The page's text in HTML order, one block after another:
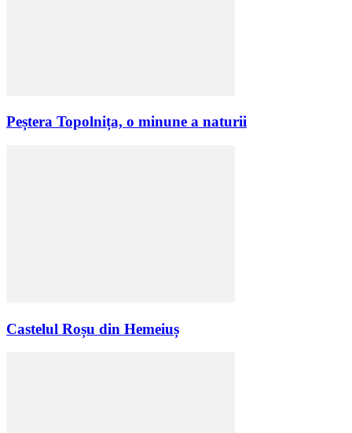
Peștera Topolnița, o minune a naturii
Castelul Roșu din Hemeiuș